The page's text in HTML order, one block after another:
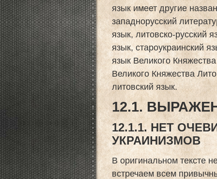
язык имеет другие
западнорусский
язык, литовско-русский
язык, староукраинский
язык Великого
Великого Княжества
литовский язык.
12.1.
12.1.1. НЕТ
УКРАИНИЗМОВ
В оригинальном тексте
встречаем всем